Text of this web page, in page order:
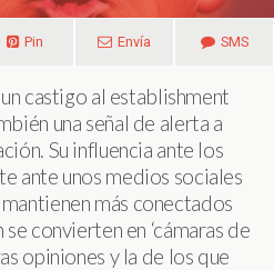
Pin Envía SMS
castigo al establishment
una señal de alerta a
Su influencia ante los
ante unos medios sociales
más conectados
convierten en ‘cámaras de
opiniones y la de los que